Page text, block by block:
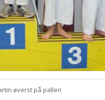
øverst på pallen